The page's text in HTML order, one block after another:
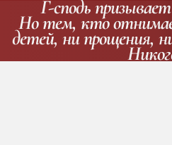
Г-сподь
Но тем, кто
детей, ни прощения,